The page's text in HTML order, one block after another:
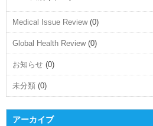
Medical Issue Review(0)
Global Health Review(0)
お知らせ (0)
未分類 (0)
アーカイブ